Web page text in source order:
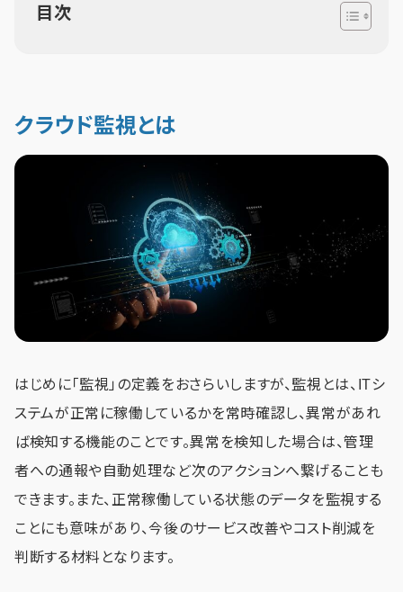
目次
クラウド監視とは
はじめに「監視」の定義をおさらいしますが、監視とは、ITシ
ステムが正常に稼働しているかを常時確認し、異常があれ
ば検知する機能のことです。異常を検知した場合は、管理
者への通報や自動処理など次のアクションへ繋げることも
できます。また、正常稼働している状態のデータを監視する
ことにも意味があり、今後のサービス改善やコスト削減を
判断する材料となります。